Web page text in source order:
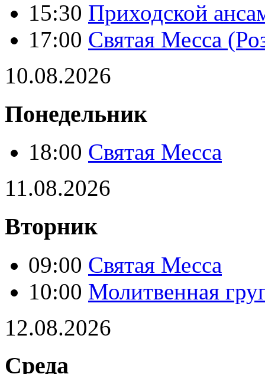
15:30 Приходской
17:00 Святая Месса
10.08.2026
Понедельник
18:00 Святая Месса
11.08.2026
Вторник
09:00 Святая Месса
10:00 Молитвенная
12.08.2026
Среда